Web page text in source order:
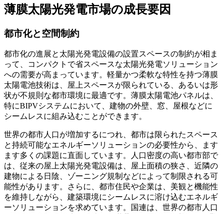
薄膜太陽光発電市場の成長要因
都市化と空間制約
都市化の進展と太陽光発電設備の設置スペースの制約が相ま
って、コンパクトで省スペースな太陽光発電ソリューション
への需要が高まっています。軽量かつ柔軟な特性を持つ薄膜
太陽電池技術は、屋上スペースが限られている、あるいは形
状が不規則な都市環境に最適です。薄膜太陽電池パネルは、
特にBIPVシステムにおいて、建物の外壁、窓、屋根などに
シームレスに組み込むことができます。
世界の都市人口が増加するにつれ、都市は限られたスペース
と持続可能なエネルギーソリューションの必要性から、ます
ます多くの課題に直面しています。人口密度の高い都市部で
は、従来の屋上太陽光発電設備は、屋上面積の狭さ、近隣の
建物による日陰、ゾーニング規制などによって制限される可
能性があります。さらに、都市住民や企業は、美観と機能性
を維持しながら、建築環境にシームレスに溶け込むエネルギ
ーソリューションを求めています。国連は、世界の都市人口